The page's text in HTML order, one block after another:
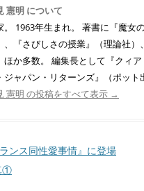
憲明 について
。 1963年生まれ。 著書に『魔女
、『さびしさの授業』（理論社
ほか多数。 編集長として『クィ
ジャパン・リターンズ』（ポット
憲明 の投稿をすべて表示 →
ンス同性愛事情』に登場
①